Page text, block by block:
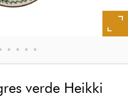
verde Heikki